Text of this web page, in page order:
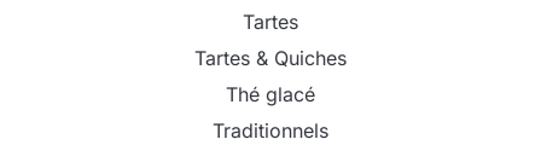
Tartes
Tartes & Quiches
Thé glacé
Traditionnels